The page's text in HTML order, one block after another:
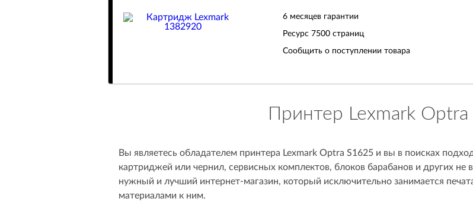
6 месяцев гарантии
Ресурс 7500 страниц
Сообщить о поступлении товара
Принтер Lexmark
Вы являетесь обладателем принтера Lexmark Optra S1625 и вы в поисках
картриджей или чернил, сервисных комплектов, блоков барабанов и других
нужный и лучший интернет-магазин, который исключительно занимается
материалами к ним.